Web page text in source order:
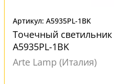
Артикул: A5935PL-1BK
Точечный
A5935PL-1BK
Arte Lamp (Италия)